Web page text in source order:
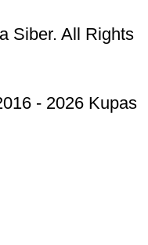
Siber. All Rights
- 2026 Kupas